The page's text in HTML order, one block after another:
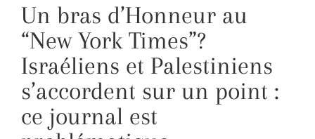
Un bras d’Honneur au
“New York Times”?
Israéliens et Palestiniens
s’accordent sur un point :
ce journal est